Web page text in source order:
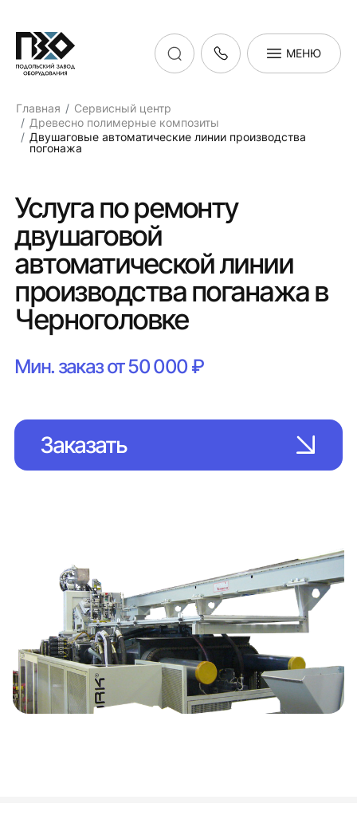
МЕНЮ
Главная
Сервисный центр
Древесно полимерные композиты
Двушаговые автоматические линии производства
погонажа
Услуга по ремонту
двушаговой
автоматической линии
производства поганажа в
Черноголовке
Мин. заказ от 50 000 ₽
Заказать